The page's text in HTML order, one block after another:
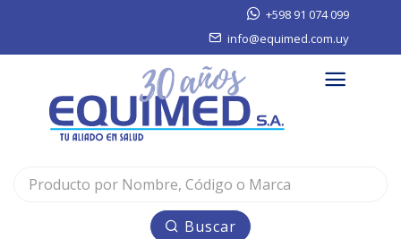
+598 91 074 099
info@equimed.com.uy
Buscar